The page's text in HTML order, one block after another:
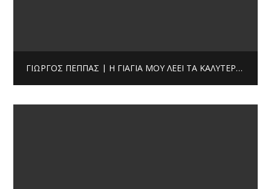
ΓΙΏΡΓΟΣ ΠΈΠΠΑΣ | Η ΓΙΑΓΙΆ ΜΟΥ ΛΈΕΙ ΤΑ ΚΑΛΎΤΕΡΑ ΠΑΡΑΜΎΘΙΑ